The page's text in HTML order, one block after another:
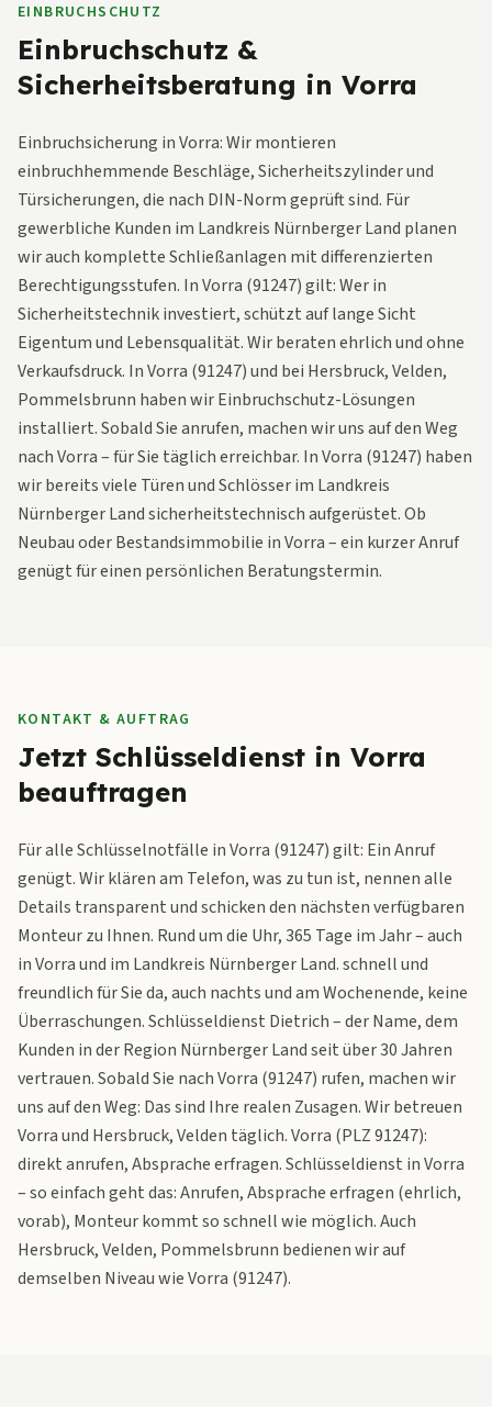
EINBRUCHSCHUTZ
Einbruchschutz &
Sicherheitsberatung in Vorra
Einbruchsicherung in Vorra: Wir montieren
einbruchhemmende Beschläge, Sicherheitszylinder und
Türsicherungen, die nach DIN-Norm geprüft sind. Für
gewerbliche Kunden im Landkreis Nürnberger Land planen
wir auch komplette Schließanlagen mit differenzierten
Berechtigungsstufen. In Vorra (91247) gilt: Wer in
Sicherheitstechnik investiert, schützt auf lange Sicht
Eigentum und Lebensqualität. Wir beraten ehrlich und ohne
Verkaufsdruck. In Vorra (91247) und bei Hersbruck, Velden,
Pommelsbrunn haben wir Einbruchschutz-Lösungen
installiert. Sobald Sie anrufen, machen wir uns auf den Weg
nach Vorra – für Sie täglich erreichbar. In Vorra (91247) haben
wir bereits viele Türen und Schlösser im Landkreis
Nürnberger Land sicherheitstechnisch aufgerüstet. Ob
Neubau oder Bestandsimmobilie in Vorra – ein kurzer Anruf
genügt für einen persönlichen Beratungstermin.
KONTAKT & AUFTRAG
Jetzt Schlüsseldienst in Vorra
beauftragen
Für alle Schlüsselnotfälle in Vorra (91247) gilt: Ein Anruf
genügt. Wir klären am Telefon, was zu tun ist, nennen alle
Details transparent und schicken den nächsten verfügbaren
Monteur zu Ihnen. Rund um die Uhr, 365 Tage im Jahr – auch
in Vorra und im Landkreis Nürnberger Land. schnell und
freundlich für Sie da, auch nachts und am Wochenende, keine
Überraschungen. Schlüsseldienst Dietrich – der Name, dem
Kunden in der Region Nürnberger Land seit über 30 Jahren
vertrauen. Sobald Sie nach Vorra (91247) rufen, machen wir
uns auf den Weg: Das sind Ihre realen Zusagen. Wir betreuen
Vorra und Hersbruck, Velden täglich. Vorra (PLZ 91247):
direkt anrufen, Absprache erfragen. Schlüsseldienst in Vorra
– so einfach geht das: Anrufen, Absprache erfragen (ehrlich,
vorab), Monteur kommt so schnell wie möglich. Auch
Hersbruck, Velden, Pommelsbrunn bedienen wir auf
demselben Niveau wie Vorra (91247).